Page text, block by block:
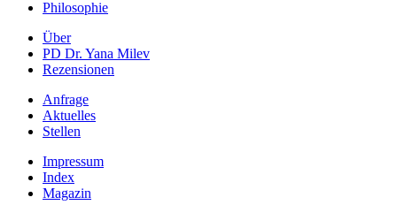
Philosophie
Über
PD Dr. Yana Milev
Rezensionen
Anfrage
Aktuelles
Stellen
Impressum
Index
Magazin